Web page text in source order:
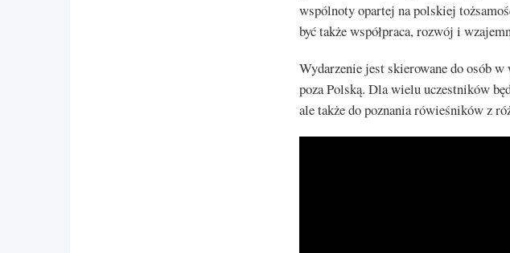
wspólnoty opartej na polskiej
być także współpraca, rozwój i
Wydarzenie jest skierowane do osób
poza Polską. Dla wielu uczestników
ale także do poznania rówieśników z